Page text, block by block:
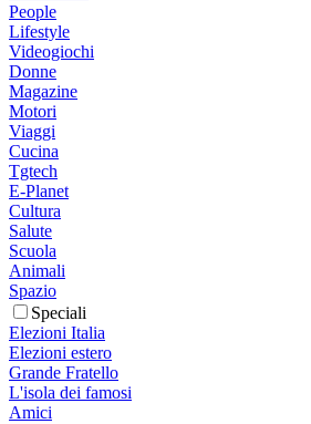
People
Lifestyle
Videogiochi
Donne
Magazine
Motori
Viaggi
Cucina
Tgtech
E-Planet
Cultura
Salute
Scuola
Animali
Spazio
Speciali
Elezioni Italia
Elezioni estero
Grande Fratello
L'isola dei famosi
Amici